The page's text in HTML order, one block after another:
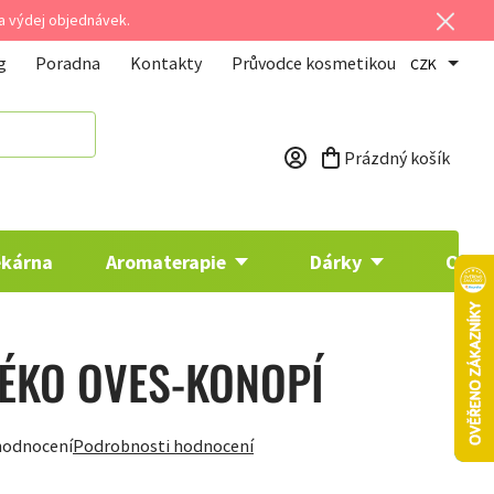
výdej objednávek.
Poradna Kontakty Průvodce kosmetikou CZK
Nákupní košík
Prázdný košík
Aromaterapie Dárky
OVES-KONOPÍ
Podrobnosti hodnocení